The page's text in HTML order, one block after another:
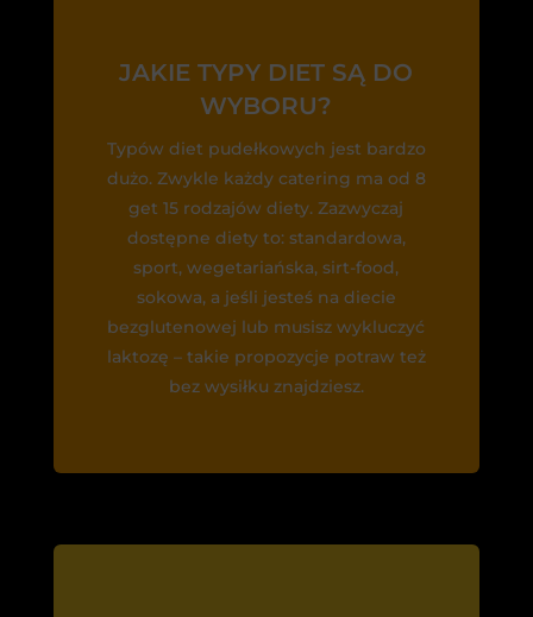
JAKIE TYPY DIET SĄ DO
WYBORU?
Typów diet pudełkowych jest bardzo
dużo. Zwykle każdy catering ma od 8
get 15 rodzajów diety. Zazwyczaj
dostępne diety to: standardowa,
sport, wegetariańska, sirt-food,
sokowa, a jeśli jesteś na diecie
bezglutenowej lub musisz wykluczyć
laktozę – takie propozycje potraw też
bez wysiłku znajdziesz.